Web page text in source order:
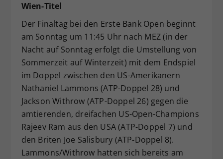
Wien-Titel
Der Finaltag bei den Erste Bank Open beginnt
am Sonntag um 11:45 Uhr nach MEZ (in der
Nacht auf Sonntag erfolgt die Umstellung von
Sommerzeit auf Winterzeit) mit dem Endspiel
im Doppel zwischen den US-Amerikanern
Nathaniel Lammons (ATP-Doppel 28) und
Jackson Withrow (ATP-Doppel 26) gegen die
amtierenden, dreifachen US-Open-Champions
Rajeev Ram aus den USA (ATP-Doppel 7) und
den Briten Joe Salisbury (ATP-Doppel 8).
Lammons/Withrow hatten sich bereits am